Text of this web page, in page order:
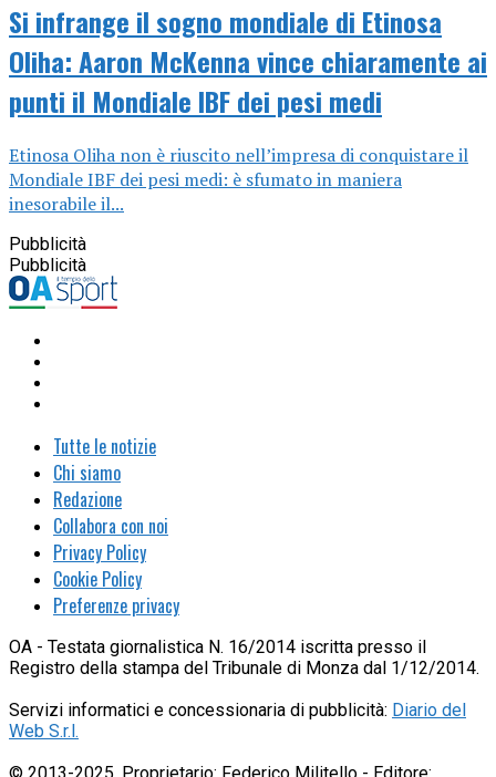
Si infrange il sogno mondiale di Etinosa
Oliha: Aaron McKenna vince chiaramente ai
punti il Mondiale IBF dei pesi medi
Etinosa Oliha non è riuscito nell’impresa di conquistare il
Mondiale IBF dei pesi medi: è sfumato in maniera
inesorabile il...
Pubblicità
Pubblicità
Tutte le notizie
Chi siamo
Redazione
Collabora con noi
Privacy Policy
Cookie Policy
Preferenze privacy
OA - Testata giornalistica N. 16/2014 iscritta presso il
Registro della stampa del Tribunale di Monza dal 1/12/2014.
Servizi informatici e concessionaria di pubblicità: Diario del
Web S.r.l.